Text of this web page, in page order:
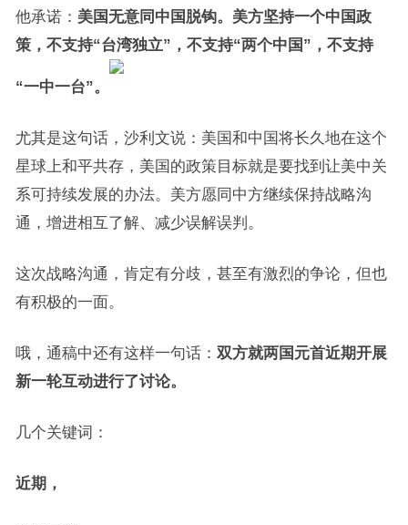
他承诺： 美国无意同中国脱钩。美方坚持一个中国政
策，不支持“台湾独立”，不支持“两个中国”，不支持
“一中一台”。
尤其是这句话，沙利文说：美国和中国将长久地在这个
星球上和平共存，美国的政策目标就是要找到让美中关
系可持续发展的办法。美方愿同中方继续保持战略沟
通，增进相互了解、减少误解误判。
这次战略沟通，肯定有分歧，甚至有激烈的争论，但也
有积极的一面。
哦，通稿中还有这样一句话： 双方就两国元首近期开展
新一轮互动进行了讨论。
几个关键词：
近期，